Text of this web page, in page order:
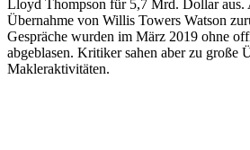
Lloyd Thompson für 5,7 Mrd. Dollar aus.
Übernahme von Willis Towers Watson
Gespräche wurden im März 2019 ohne
abgeblasen. Kritiker sahen aber zu große
Makleraktivitäten.